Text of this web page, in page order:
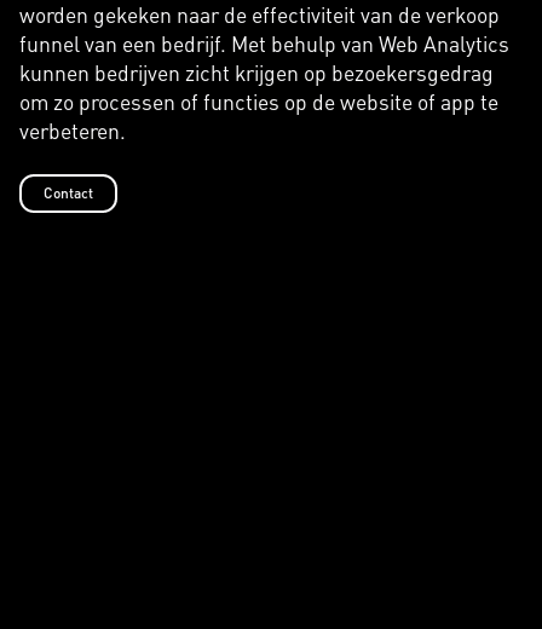
worden gekeken naar de effectiviteit van de verkoop
funnel van een bedrijf. Met behulp van Web Analytics
kunnen bedrijven zicht krijgen op bezoekersgedrag
om zo processen of functies op de website of app te
verbeteren.
Contact